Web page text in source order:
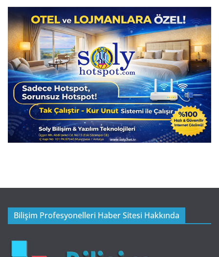
Bilişim Profesyonelleri Haber Sitesi Hakkında